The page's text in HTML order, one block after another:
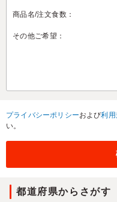
プライバシーポリシーおよび利
い。
都道府県からさがす